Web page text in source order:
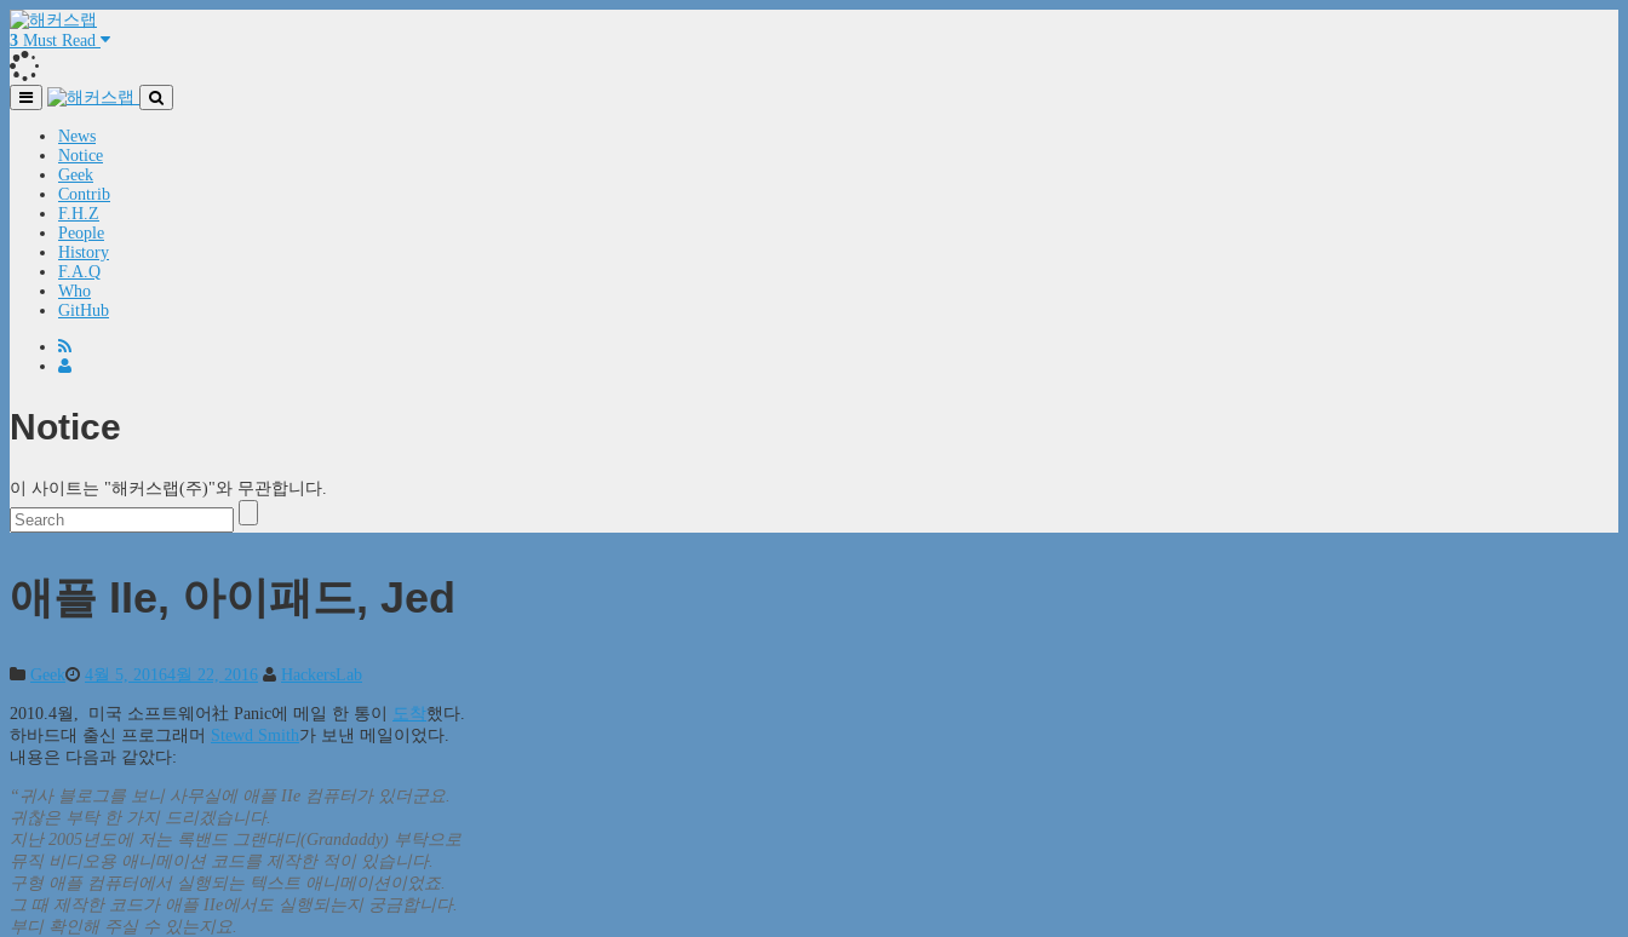
3 Must Read
News
Notice
Geek
Contrib
F.H.Z
People
History
F.A.Q
Who
GitHub
Notice
이 사이트는 "해커스랩(주)"와 무관합니다.
애플 IIe, 아이패드, Jed
Geek 4월 5, 20164월 22, 2016 HackersLab
2010.4월, 미국 소프트웨어社 Panic에 메일 한 통이 도착했다.
하바드대 출신 프로그래머 Stewd Smith가 보낸 메일이었다.
내용은 다음과 같았다:
“귀사 블로그를 보니 사무실에 애플 IIe 컴퓨터가 있더군요.
귀찮은 부탁 한 가지 드리겠습니다.
지난 2005년도에 저는 록밴드 그랜대디(Grandaddy) 부탁으로
뮤직 비디오용 애니메이션 코드를 제작한 적이 있습니다.
구형 애플 컴퓨터에서 실행되는 텍스트 애니메이션이었죠.
그 때 제작한 코드가 애플 IIe에서도 실행되는지 궁금합니다.
부디 확인해 주실 수 있는지요.